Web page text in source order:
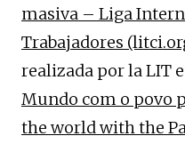
masiva – Liga
Trabajadores
realizada por la LIT
Mundo com o povo
the world with the